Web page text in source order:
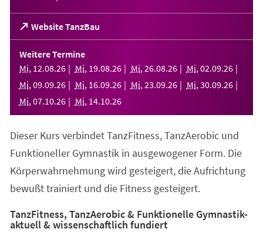
Website TanzBau
(Öffnet
in
einem
neuen
Tab)
Weitere Termine
Mi, 12.08.26 Mi, 19.08.26 Mi, 26.08.26 Mi, 02.09.26
Mi, 09.09.26 Mi, 16.09.26 Mi, 23.09.26 Mi, 30.09.26
Mi, 07.10.26 Mi, 14.10.26
Dieser Kurs verbindet TanzFitness, TanzAerobic und
Funktioneller Gymnastik in ausgewogener Form. Die
Körperwahrnehmung wird gesteigert, die Aufrichtung
bewußt trainiert und die Fitness gesteigert.
TanzFitness, TanzAerobic & Funktionelle Gymnastik-
aktuell & wissenschaftlich fundiert